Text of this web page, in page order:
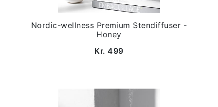
Nordic-wellness Premium Stendiffuser -
Honey
Kr. 499